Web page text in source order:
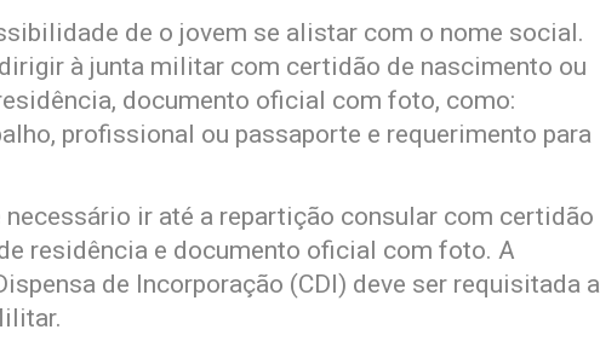
de o jovem se alistar com o nome social.
à junta militar com certidão de nascimento ou
documento oficial com foto, como:
profissional ou passaporte e requerimento para
necessário ir até a repartição consular com certidão
residência e documento oficial com foto. A
de Incorporação (CDI) deve ser requisitada a